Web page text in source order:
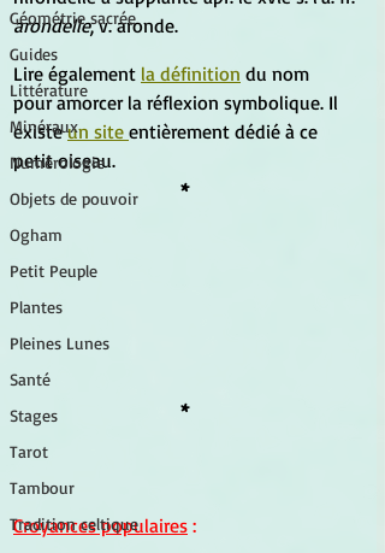
Géométrie sacrée
Guides
Littérature
Minéraux
Numérologie
Objets de pouvoir
Ogham
Petit Peuple
Plantes
Pleines Lunes
Santé
Stages
Tarot
Tambour
Tradition celtique
arondelle, v. aronde.
Lire également la définition du nom
pour amorcer la réflexion symbolique. Il
existe un site entièrement dédié à ce
petit oiseau.
*
*
Croyances populaires :